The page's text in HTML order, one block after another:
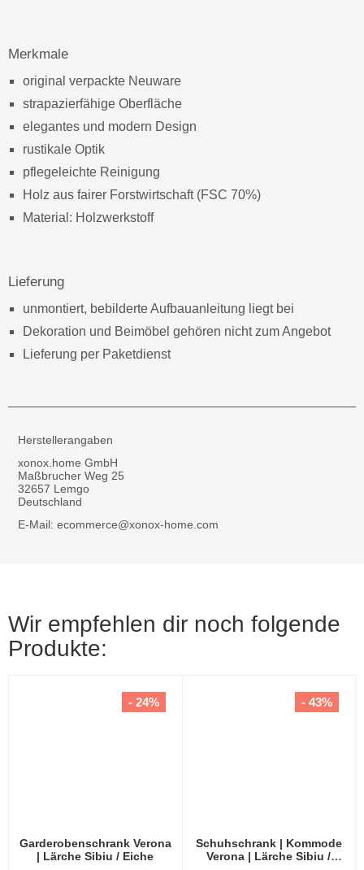
Merkmale
original verpackte Neuware
strapazierfähige Oberfläche
elegantes und modern Design
rustikale Optik
pflegeleichte Reinigung
Holz aus fairer Forstwirtschaft (FSC 70%)
Material: Holzwerkstoff
Lieferung
unmontiert, bebilderte Aufbauanleitung liegt bei
Dekoration und Beimöbel gehören nicht zum Angebot
Lieferung per Paketdienst
Herstellerangaben
xonox.home GmbH
Maßbrucher Weg 25
32657 Lemgo
Deutschland
E-Mail: ecommerce@xonox-home.com
Wir empfehlen dir noch folgende
Produkte:
Garderobenschrank Verona
| Lärche Sibiu / Eiche
- 24%
Schuhschrank | Kommode
Verona | Lärche Sibiu /
- 43%